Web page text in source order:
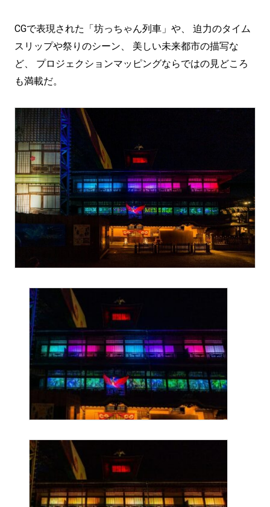
CGで表現された「坊っちゃん列車」や、 迫力のタイム
スリップや祭りのシーン、 美しい未来都市の描写な
ど、 プロジェクションマッピングならではの見どころ
も満載だ。